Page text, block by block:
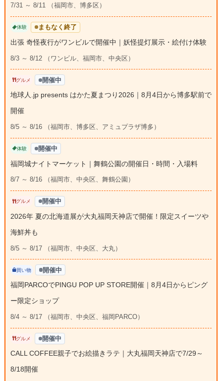
7/31 ～ 8/11 （福岡市、博多区）
体験 まもなく終了
出張 奇怪夜行がワンビルで開催中｜妖怪提灯展示・絵付け体験
8/3 ～ 8/12 （ワンビル、福岡市、中央区）
グルメ 開催中
地球人.jp presents はかた夏まつり2026｜8月4日から博多駅前で
開催
8/5 ～ 8/16 （福岡市、博多区、アミュプラザ博多）
体験 開催中
福岡城ナイトマーケット｜舞鶴公園の開催日・時間・入場料
8/7 ～ 8/16 （福岡市、中央区、舞鶴公園）
グルメ 開催中
2026年 夏の北海道展が大丸福岡天神店で開催！限定スイーツや
海鮮丼も
8/5 ～ 8/17 （福岡市、中央区、大丸）
買い物 開催中
福岡PARCOでPINGU POP UP STORE開催｜8月4日からピング
ー限定ショップ
8/4 ～ 8/17 （福岡市、中央区、福岡PARCO）
グルメ 開催中
CALL COFFEE親子でお絵描きラテ｜大丸福岡天神店で7/29～
8/18開催